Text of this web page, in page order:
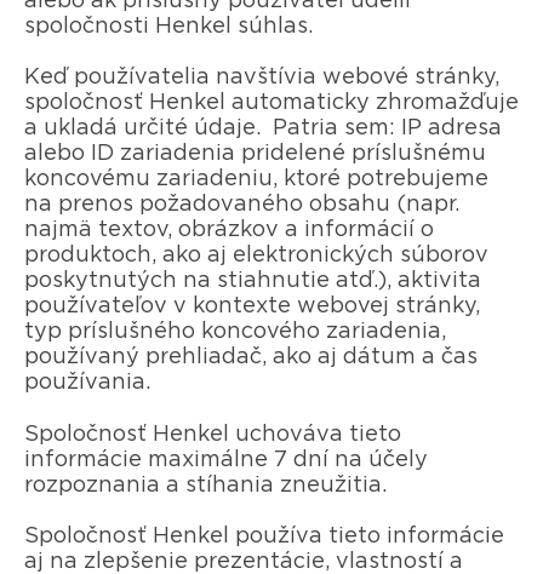
spoločnosti Henkel súhlas.
Keď používatelia navštívia webové stránky,
spoločnosť Henkel automaticky zhromažďuje
a ukladá určité údaje. Patria sem: IP adresa
alebo ID zariadenia pridelené príslušnému
koncovému zariadeniu, ktoré potrebujeme
na prenos požadovaného obsahu (napr.
najmä textov, obrázkov a informácií o
produktoch, ako aj elektronických súborov
poskytnutých na stiahnutie atď.), aktivita
používateľov v kontexte webovej stránky,
typ príslušného koncového zariadenia,
používaný prehliadač, ako aj dátum a čas
používania.
Spoločnosť Henkel uchováva tieto
informácie maximálne 7 dní na účely
rozpoznania a stíhania zneužitia.
Spoločnosť Henkel používa tieto informácie
aj na zlepšenie prezentácie, vlastností a